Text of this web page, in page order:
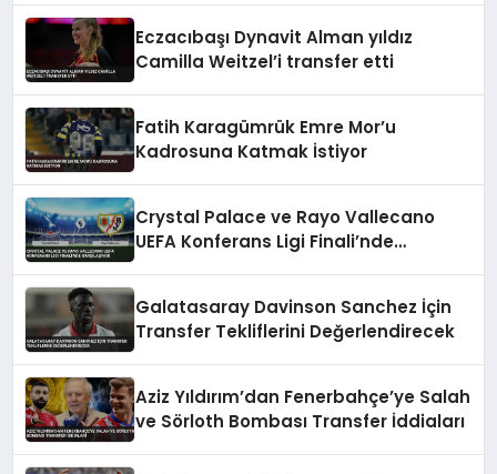
Eczacıbaşı Dynavit Alman yıldız
Camilla Weitzel’i transfer etti
Fatih Karagümrük Emre Mor’u
Kadrosuna Katmak İstiyor
Crystal Palace ve Rayo Vallecano
UEFA Konferans Ligi Finali’nde
Galatasaray Davinson Sanchez İçin
Transfer Tekliflerini Değerlendirecek
Aziz Yıldırım’dan Fenerbahçe’ye Salah
ve Sörloth Bombası Transfer İddiaları